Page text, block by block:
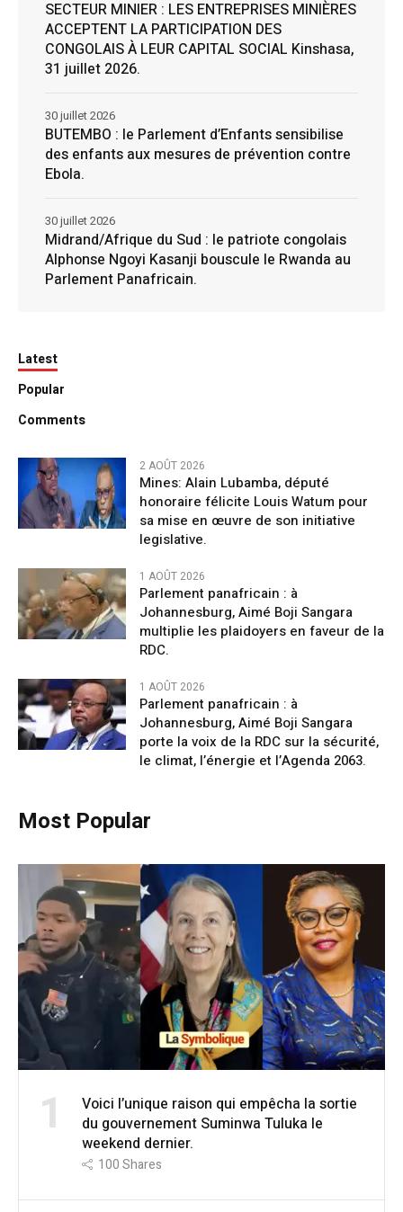
SECTEUR MINIER : LES ENTREPRISES MINIÈRES
ACCEPTENT LA PARTICIPATION DES
CONGOLAIS À LEUR CAPITAL SOCIAL Kinshasa,
31 juillet 2026.
BUTEMBO : le Parlement d’Enfants sensibilise
des enfants aux mesures de prévention contre
Ebola.
30 juillet 2026
Midrand/Afrique du Sud : le patriote congolais
Alphonse Ngoyi Kasanji bouscule le Rwanda au
Parlement Panafricain.
30 juillet 2026
Latest
Popular
Comments
2 AOÛT 2026
Mines: Alain Lubamba, député
honoraire félicite Louis Watum pour
sa mise en œuvre de son initiative
legislative.
1 AOÛT 2026
Parlement panafricain : à
Johannesburg, Aimé Boji Sangara
multiplie les plaidoyers en faveur de la
RDC.
1 AOÛT 2026
Parlement panafricain : à
Johannesburg, Aimé Boji Sangara
porte la voix de la RDC sur la sécurité,
le climat, l’énergie et l’Agenda 2063.
Most Popular
1
Voici l’unique raison qui empêcha la sortie
du gouvernement Suminwa Tuluka le
weekend dernier.
100Shares